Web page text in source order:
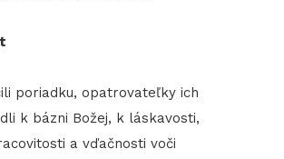
poriadku, opatrovateľky ich
k bázni Božej, k láskavosti,
a vďačnosti voči